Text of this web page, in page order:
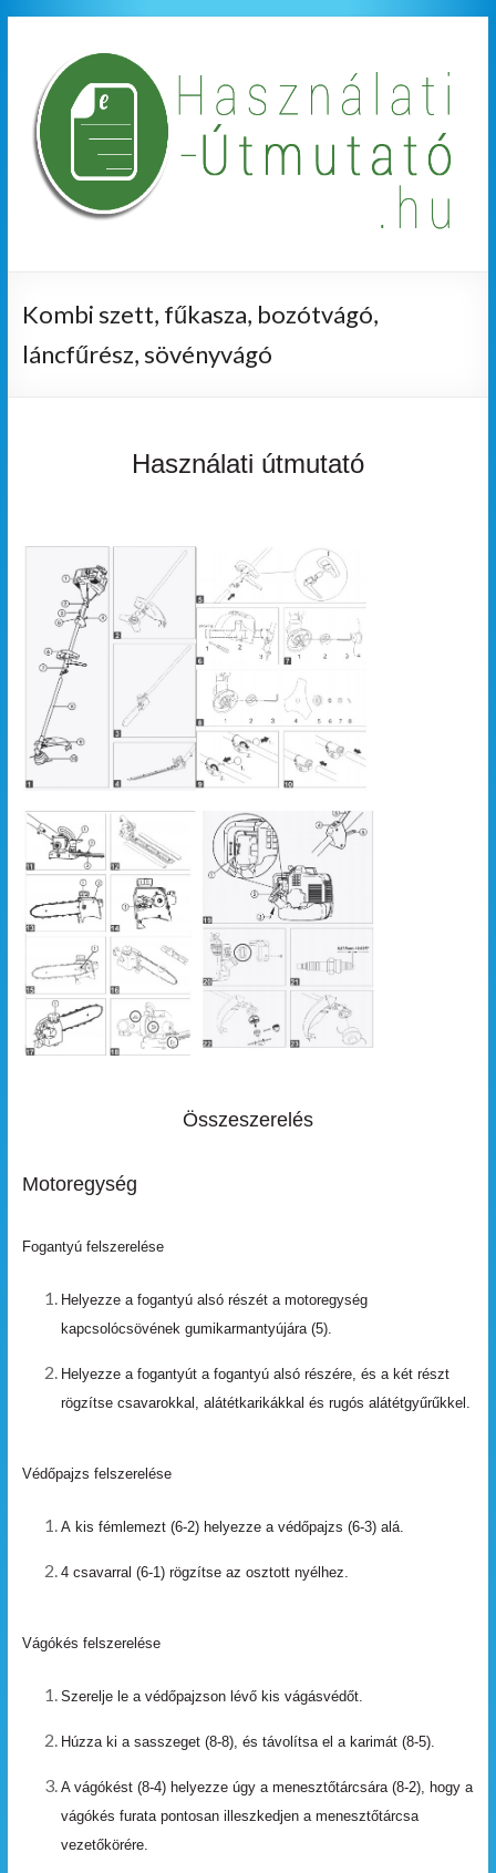
Kombi szett, fűkasza, bozótvágó,
láncfűrész, sövényvágó
Használati útmutató
Összeszerelés
Motoregység
Fogantyú felszerelése
Helyezze a fogantyú alsó részét a motoregység
kapcsolócsövének gumikarmantyújára (5).
Helyezze a fogantyút a fogantyú alsó részére, és a két részt
rögzítse csavarokkal, alátétkarikákkal és rugós alátétgyűrűkkel.
Védőpajzs felszerelése
A kis fémlemezt (6-2) helyezze a védőpajzs (6-3) alá.
4 csavarral (6-1) rögzítse az osztott nyélhez.
Vágókés felszerelése
Szerelje le a védőpajzson lévő kis vágásvédőt.
Húzza ki a sasszeget (8-8), és távolítsa el a karimát (8-5).
A vágókést (8-4) helyezze úgy a menesztőtárcsára (8-2), hogy a
vágókés furata pontosan illeszkedjen a menesztőtárcsa
vezetőkörére.